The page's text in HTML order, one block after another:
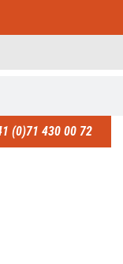
(0)71 430 00 72